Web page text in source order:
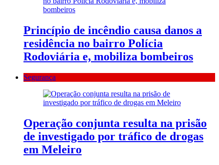
Princípio de incêndio causa danos a
residência no bairro Polícia
Rodoviária e, mobiliza bombeiros
Segurança
Operação conjunta resulta na prisão
de investigado por tráfico de drogas
em Meleiro